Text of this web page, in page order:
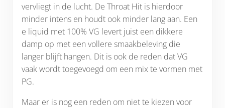
vervliegt in de lucht. De Throat Hit is hierdoor
minder intens en houdt ook minder lang aan. Een
e liquid met 100% VG levert juist een dikkere
damp op met een vollere smaakbeleving die
langer blijft hangen. Dit is ook de reden dat VG
vaak wordt toegevoegd om een mix te vormen met
PG.
Maar er is nog een reden om niet te kiezen voor